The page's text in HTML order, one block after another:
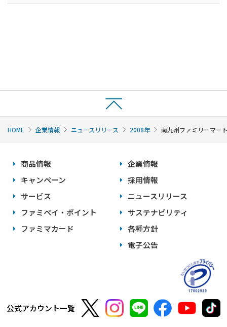
HOME 企業情報 ニュースリリース 2008年 南九州ファミリーマー
商品情報
キャンペーン
サービス
ファミペイ・ポイント
ファミマカード
企業情報
採用情報
ニュースリリース
サステナビリティ
各種方針
電子公告
公式アカウント一覧